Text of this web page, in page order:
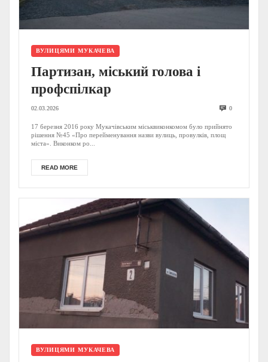
ВУЛИЦЯМИ МУКАЧЕВА
Партизан, міський голова і
профспілкар
02.03.2026 0
17 березня 2016 року Мукачівським міськвиконкомом було прийнято
рішення №45 «Про перейменування назви вулиць, провулків, площ
міста». Виконком ро...
READ MORE
ВУЛИЦЯМИ МУКАЧЕВА